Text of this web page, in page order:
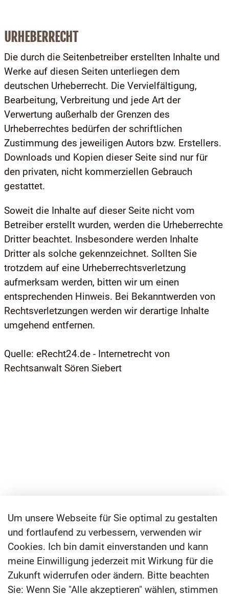
URHEBERRECHT
Die durch die Seitenbetreiber erstellten Inhalte und
Werke auf diesen Seiten unterliegen dem
deutschen Urheberrecht. Die Vervielfältigung,
Bearbeitung, Verbreitung und jede Art der
Verwertung außerhalb der Grenzen des
Urheberrechtes bedürfen der schriftlichen
Zustimmung des jeweiligen Autors bzw. Erstellers.
Downloads und Kopien dieser Seite sind nur für
den privaten, nicht kommerziellen Gebrauch
gestattet.
Soweit die Inhalte auf dieser Seite nicht vom
Betreiber erstellt wurden, werden die Urheberrechte
Dritter beachtet. Insbesondere werden Inhalte
Dritter als solche gekennzeichnet. Sollten Sie
trotzdem auf eine Urheberrechtsverletzung
aufmerksam werden, bitten wir um einen
entsprechenden Hinweis. Bei Bekanntwerden von
Rechtsverletzungen werden wir derartige Inhalte
umgehend entfernen.
Quelle: eRecht24.de - Internetrecht von
Rechtsanwalt Sören Siebert
Um unsere Webseite für Sie optimal zu gestalten
und fortlaufend zu verbessern, verwenden wir
Cookies. Ich bin damit einverstanden und kann
meine Einwilligung jederzeit mit Wirkung für die
Zukunft widerrufen oder ändern. Bitte beachten
Sie: Wenn Sie "Alle akzeptieren" wählen, stimmen